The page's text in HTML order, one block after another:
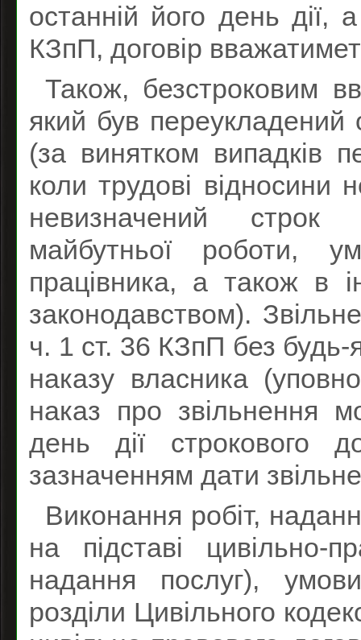
останній його день дії,
КЗпП, договір
Також, безстроковим
який був переукладений
(за винятком випадків
коли трудові відносини
невизначений строк
майбутньої роботи,
працівника, а також в
законодавством).
ч. 1 ст. 36 КЗпП без будь-
наказу власника
наказ про звільнення
день дії строкового
зазначенням дати
Виконання робіт,
на підставі цивільно-
надання послуг),
розділи Цивільного